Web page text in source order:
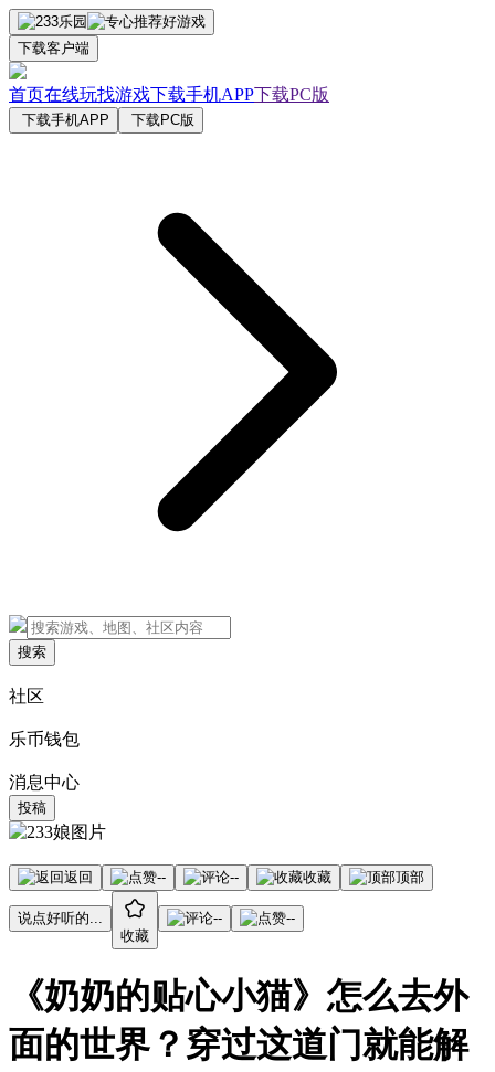
下载客户端
首页在线玩找游戏下载手机APP下载PC版
下载手机APP 下载PC版
搜索
社区
乐币钱包
消息中心
投稿
返回 -- -- 收藏 顶部
说点好听的...
收藏
-- --
《奶奶的贴心小猫》怎么去外
面的世界？穿过这道门就能解